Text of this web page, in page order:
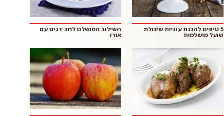
5 טיפים להכנת עוגיות שיבולת
שועל מושלמות
השילוב המושלם לחג: דגים עם
אורז